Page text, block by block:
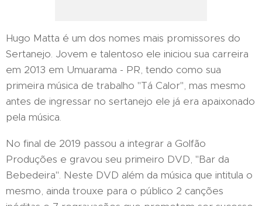
Hugo Matta é um dos nomes mais promissores do
Sertanejo. Jovem e talentoso ele iniciou sua carreira
em 2013 em Umuarama - PR, tendo como sua
primeira música de trabalho "Tá Calor", mas mesmo
antes de ingressar no sertanejo ele já era apaixonado
pela música.
No final de 2019 passou a integrar a Golfão
Produções e gravou seu primeiro DVD, "Bar da
Bebedeira". Neste DVD além da música que intitula o
mesmo, ainda trouxe para o público 2 canções